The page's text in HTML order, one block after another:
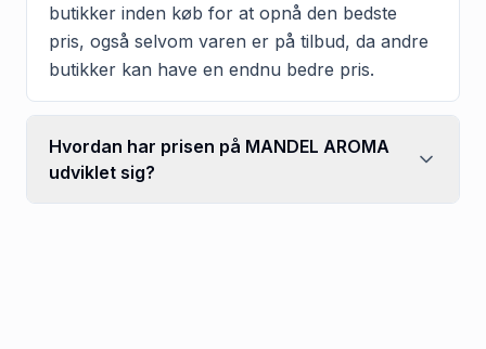
butikker inden køb for at opnå den bedste
pris, også selvom varen er på tilbud, da andre
butikker kan have en endnu bedre pris.
Hvordan har prisen på MANDEL AROMA
udviklet sig?